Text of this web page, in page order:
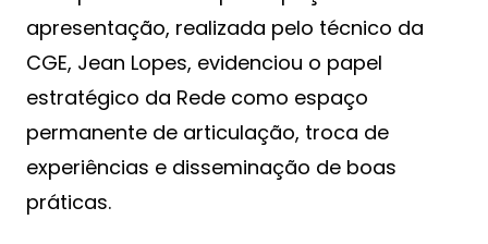
apresentação, realizada pelo técnico da
CGE, Jean Lopes, evidenciou o papel
estratégico da Rede como espaço
permanente de articulação, troca de
experiências e disseminação de boas
práticas.